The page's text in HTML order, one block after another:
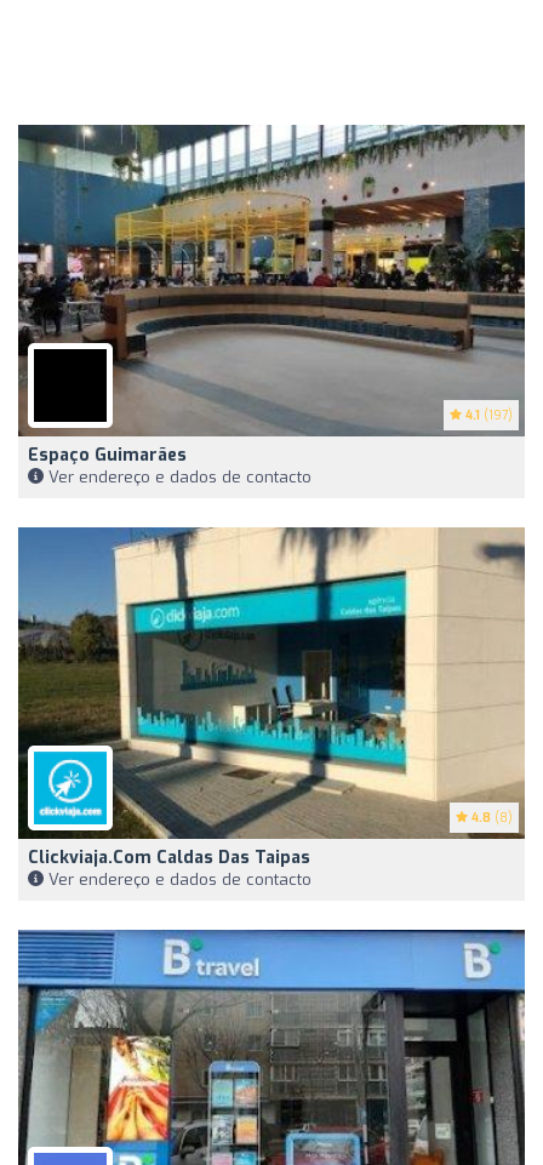
4.1 (197)
Espaço Guimarães
Ver endereço e dados de contacto
4.8 (8)
Clickviaja.com Caldas Das Taipas
Ver endereço e dados de contacto